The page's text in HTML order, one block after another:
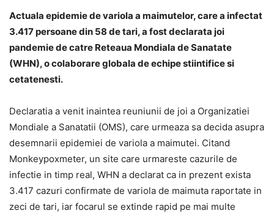
Actuala epidemie de variola a maimutelor, care a infectat
3.417 persoane din 58 de tari, a fost declarata joi
pandemie de catre Reteaua Mondiala de Sanatate
(WHN), o colaborare globala de echipe stiintifice si
cetatenesti.
Declaratia a venit inaintea reuniunii de joi a Organizatiei
Mondiale a Sanatatii (OMS), care urmeaza sa decida asupra
desemnarii epidemiei de variola a maimutei. Citand
Monkeypoxmeter, un site care urmareste cazurile de
infectie in timp real, WHN a declarat ca in prezent exista
3.417 cazuri confirmate de variola de maimuta raportate in
zeci de tari, iar focarul se extinde rapid pe mai multe